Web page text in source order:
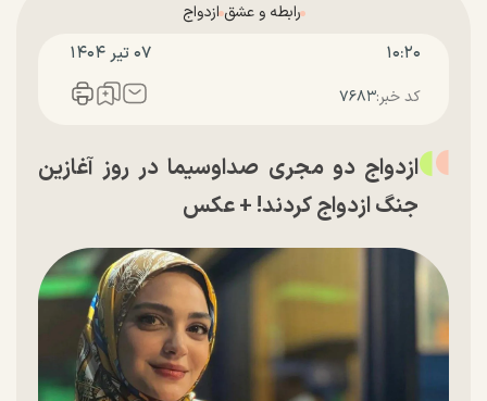
رابطه و عشقازدواج
۱۰:۲۰ ۰۷ تير ۱۴۰۴
کد خبر:۷۶۸۳
ازدواج دو مجری صداوسیما در روز آغازین
جنگ ازدواج کردند! + عکس